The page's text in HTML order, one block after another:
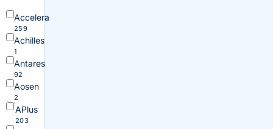
Accelera
259
Achilles
1
Antares
92
Aosen
2
APlus
203